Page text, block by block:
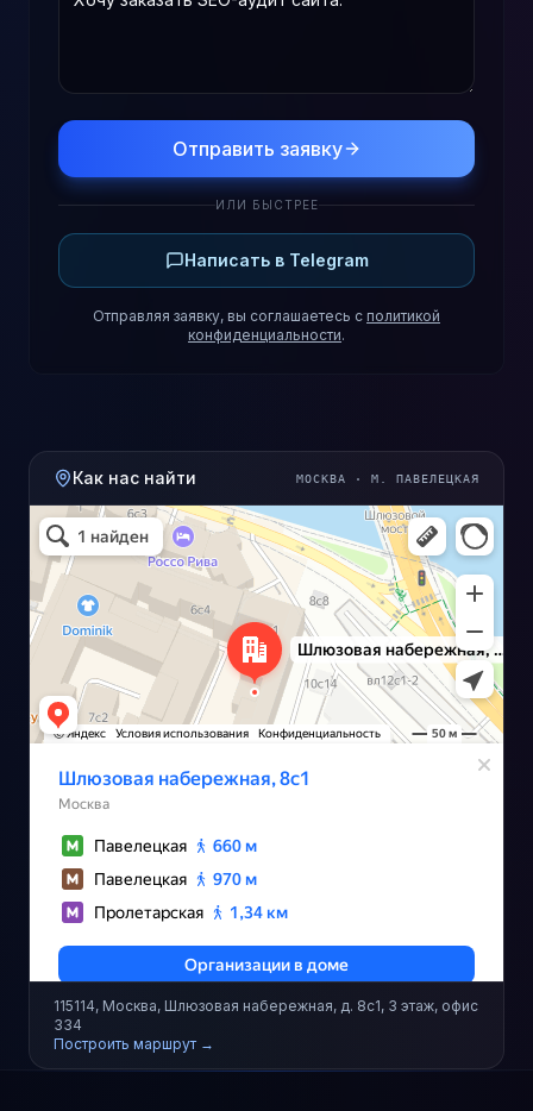
Отправить заявку
ИЛИ БЫСТРЕЕ
Написать в Telegram
Отправляя заявку, вы соглашаетесь с политикой
конфиденциальности.
Как нас найти МОСКВА · М. ПАВЕЛЕЦКАЯ
115114, Москва, Шлюзовая набережная, д. 8с1, 3 этаж, офис
334
Построить маршрут →